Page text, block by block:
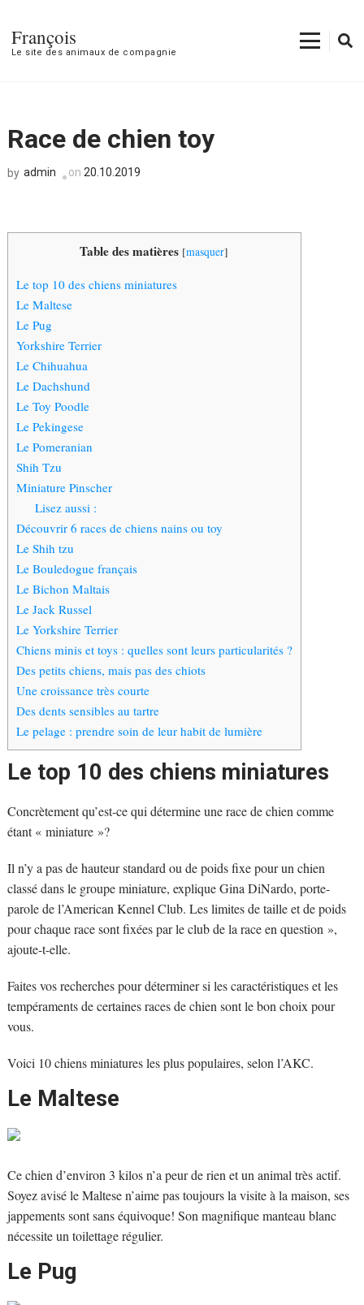
François
Le site des animaux de compagnie
Race de chien toy
by admin on 20.10.2019
Table des matières [masquer]
Le top 10 des chiens miniatures
Le Maltese
Le Pug
Yorkshire Terrier
Le Chihuahua
Le Dachshund
Le Toy Poodle
Le Pekingese
Le Pomeranian
Shih Tzu
Miniature Pinscher
Lisez aussi :
Découvrir 6 races de chiens nains ou toy
Le Shih tzu
Le Bouledogue français
Le Bichon Maltais
Le Jack Russel
Le Yorkshire Terrier
Chiens minis et toys : quelles sont leurs particularités ?
Des petits chiens, mais pas des chiots
Une croissance très courte
Des dents sensibles au tartre
Le pelage : prendre soin de leur habit de lumière
Le top 10 des chiens miniatures
Concrètement qu’est-ce qui détermine une race de chien comme
étant « miniature »?
Il n’y a pas de hauteur standard ou de poids fixe pour un chien
classé dans le groupe miniature, explique Gina DiNardo, porte-
parole de l’American Kennel Club. Les limites de taille et de poids
pour chaque race sont fixées par le club de la race en question »,
ajoute-t-elle.
Faites vos recherches pour déterminer si les caractéristiques et les
tempéraments de certaines races de chien sont le bon choix pour
vous.
Voici 10 chiens miniatures les plus populaires, selon l’AKC.
Le Maltese
Ce chien d’environ 3 kilos n’a peur de rien et un animal très actif.
Soyez avisé le Maltese n’aime pas toujours la visite à la maison, ses
jappements sont sans équivoque! Son magnifique manteau blanc
nécessite un toilettage régulier.
Le Pug